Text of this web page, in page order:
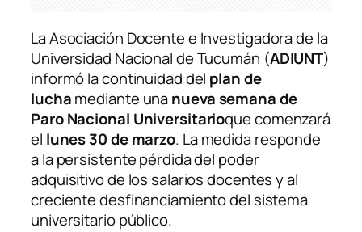
La Asociación Docente e Investigadora de la
Universidad Nacional de Tucumán (ADIUNT)
informó la continuidad del plan de
luchamediante unanueva semana de
Paro Nacional Universitarioque comenzará
el lunes 30 de marzo. La medida responde
a la persistente pérdida del poder
adquisitivo de los salarios docentes y al
creciente desfinanciamiento del sistema
universitario público.